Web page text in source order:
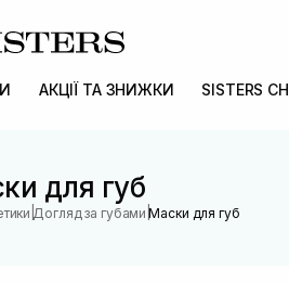
АКЦІЇ ТА ЗНИЖКИ SISTERS
для губ
|Догляд за губами |Маски для губ